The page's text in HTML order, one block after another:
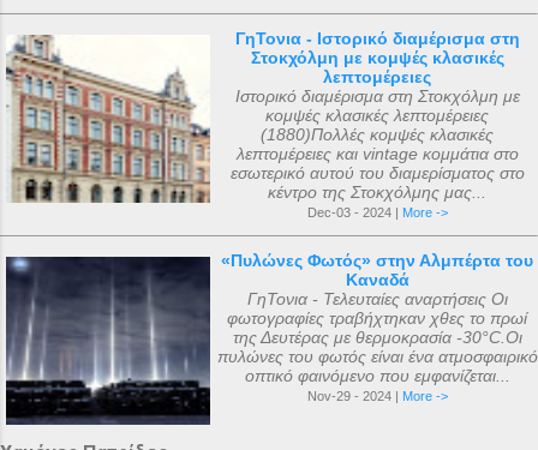
ΓηΤονια - Ιστορικό διαμέρισμα στη
Στοκχόλμη με κομψές κλασικές
λεπτομέρειες
Ιστορικό διαμέρισμα στη Στοκχόλμη με
κομψές κλασικές λεπτομέρειες
(1880)Πολλές κομψές κλασικές
λεπτομέρειες και vintage κομμάτια στο
εσωτερικό αυτού του διαμερίσματος στο
κέντρο της Στοκχόλμης μας...
Dec-03 - 2024 | More ->
«Πυλώνες Φωτός» στην Αλμπέρτα του
Καναδά
ΓηΤονια - Τελευταίες αναρτήσεις Οι
φωτογραφίες τραβήχτηκαν χθες το πρωί
της Δευτέρας με θερμοκρασία -30°C.Οι
πυλώνες του φωτός είναι ένα ατμοσφαιρικό
οπτικό φαινόμενο που εμφανίζεται...
Nov-29 - 2024 | More ->